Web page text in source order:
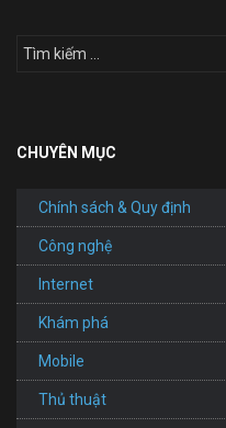
tạo
tư,
cảm
giác
như
xem
trong
rạp
CHUYÊN MỤC
Chính sách & Quy định
Công nghệ
Internet
Khám phá
Mobile
Thủ thuật